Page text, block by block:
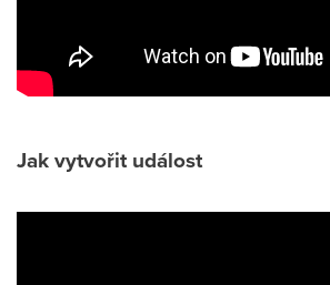
Jak vytvořit událost